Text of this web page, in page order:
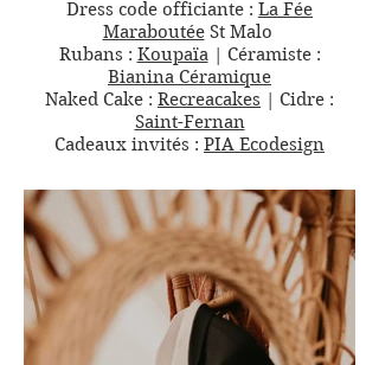
Dress code officiante : La Fée
MaraboutéeSt Malo
Rubans : Koupaïa| Céramiste :
Bianina Céramique
Naked Cake : Recreacakes | Cidre :
Saint-Fernan
Cadeaux invités : PIA Ecodesign